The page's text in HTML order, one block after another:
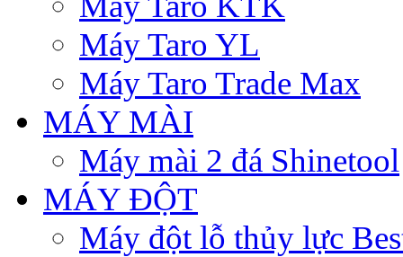
Máy Taro YL
Máy Taro Trade Max
MÁY MÀI
Máy mài 2 đá Shinetool
MÁY ĐỘT
Máy đột lỗ thủy lực